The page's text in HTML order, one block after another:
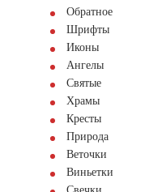
Обратное
Шрифты
Иконы
Ангелы
Святые
Храмы
Кресты
Природа
Веточки
Виньетки